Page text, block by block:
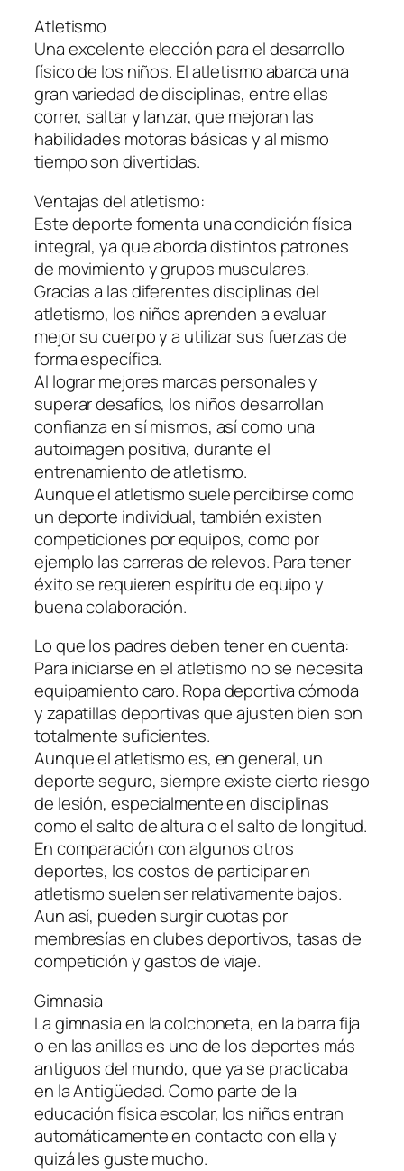
Atletismo
Una excelente elección para el desarrollo
físico de los niños. El atletismo abarca una
gran variedad de disciplinas, entre ellas
correr, saltar y lanzar, que mejoran las
habilidades motoras básicas y al mismo
tiempo son divertidas.
Ventajas del atletismo:
Este deporte fomenta una condición física
integral, ya que aborda distintos patrones
de movimiento y grupos musculares.
Gracias a las diferentes disciplinas del
atletismo, los niños aprenden a evaluar
mejor su cuerpo y a utilizar sus fuerzas de
forma específica.
Al lograr mejores marcas personales y
superar desafíos, los niños desarrollan
confianza en sí mismos, así como una
autoimagen positiva, durante el
entrenamiento de atletismo.
Aunque el atletismo suele percibirse como
un deporte individual, también existen
competiciones por equipos, como por
ejemplo las carreras de relevos. Para tener
éxito se requieren espíritu de equipo y
buena colaboración.
Lo que los padres deben tener en cuenta:
Para iniciarse en el atletismo no se necesita
equipamiento caro. Ropa deportiva cómoda
y zapatillas deportivas que ajusten bien son
totalmente suficientes.
Aunque el atletismo es, en general, un
deporte seguro, siempre existe cierto riesgo
de lesión, especialmente en disciplinas
como el salto de altura o el salto de longitud.
En comparación con algunos otros
deportes, los costos de participar en
atletismo suelen ser relativamente bajos.
Aun así, pueden surgir cuotas por
membresías en clubes deportivos, tasas de
competición y gastos de viaje.
Gimnasia
La gimnasia en la colchoneta, en la barra fija
o en las anillas es uno de los deportes más
antiguos del mundo, que ya se practicaba
en la Antigüedad. Como parte de la
educación física escolar, los niños entran
automáticamente en contacto con ella y
quizá les guste mucho.